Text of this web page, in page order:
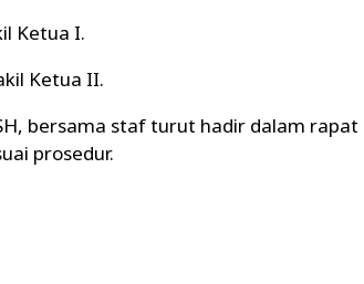
Ketua I.
Ketua II.
bersama staf turut hadir dalam rapat
prosedur.